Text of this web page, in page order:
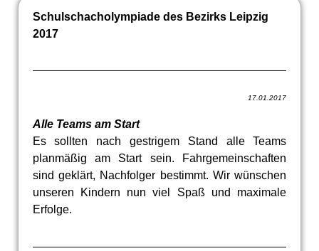
Schulschacholympiade des Bezirks Leipzig
2017
17.01.2017
Alle Teams am Start
Es sollten nach gestrigem Stand alle Teams
planmäßig am Start sein. Fahrgemeinschaften
sind geklärt, Nachfolger bestimmt. Wir wünschen
unseren Kindern nun viel Spaß und maximale
Erfolge.